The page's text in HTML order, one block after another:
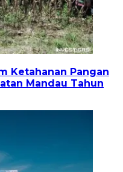
Ketahanan Pangan
Mandau Tahun